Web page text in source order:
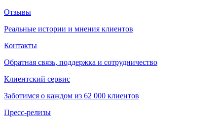
Отзывы
Реальные истории и мнения клиентов
Контакты
Обратная связь, поддержка и сотрудничество
Клиентский сервис
Заботимся о каждом из 62 000 клиентов
Пресс-релизы